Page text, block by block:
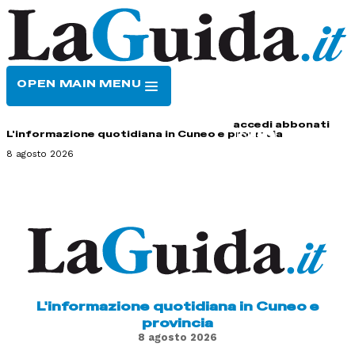
OPEN MAIN MENU
accedi abbonati
L'informazione quotidiana in Cuneo e provincia
8 agosto 2026
L'informazione quotidiana in Cuneo e
provincia
8 agosto 2026